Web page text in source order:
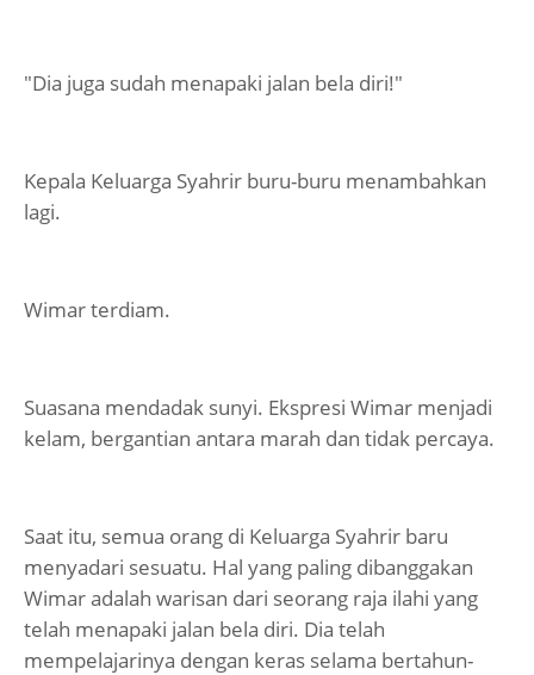
"Dia juga sudah menapaki jalan bela diri!"
Kepala Keluarga Syahrir buru-buru menambahkan
lagi.
Wimar terdiam.
Suasana mendadak sunyi. Ekspresi Wimar menjadi
kelam, bergantian antara marah dan tidak percaya.
Saat itu, semua orang di Keluarga Syahrir baru
menyadari sesuatu. Hal yang paling dibanggakan
Wimar adalah warisan dari seorang raja ilahi yang
telah menapaki jalan bela diri. Dia telah
mempelajarinya dengan keras selama bertahun-